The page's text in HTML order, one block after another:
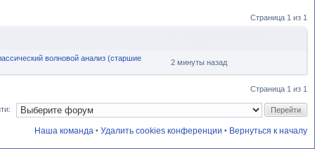
Страница 1 из 1
волновой анализ (старшие 2 минуты назад
Страница 1 из 1
• Вернуться к началу
• Удалить cookies конференции
Наша команда